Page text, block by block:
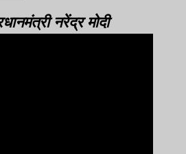
नरेंद्र मोदी